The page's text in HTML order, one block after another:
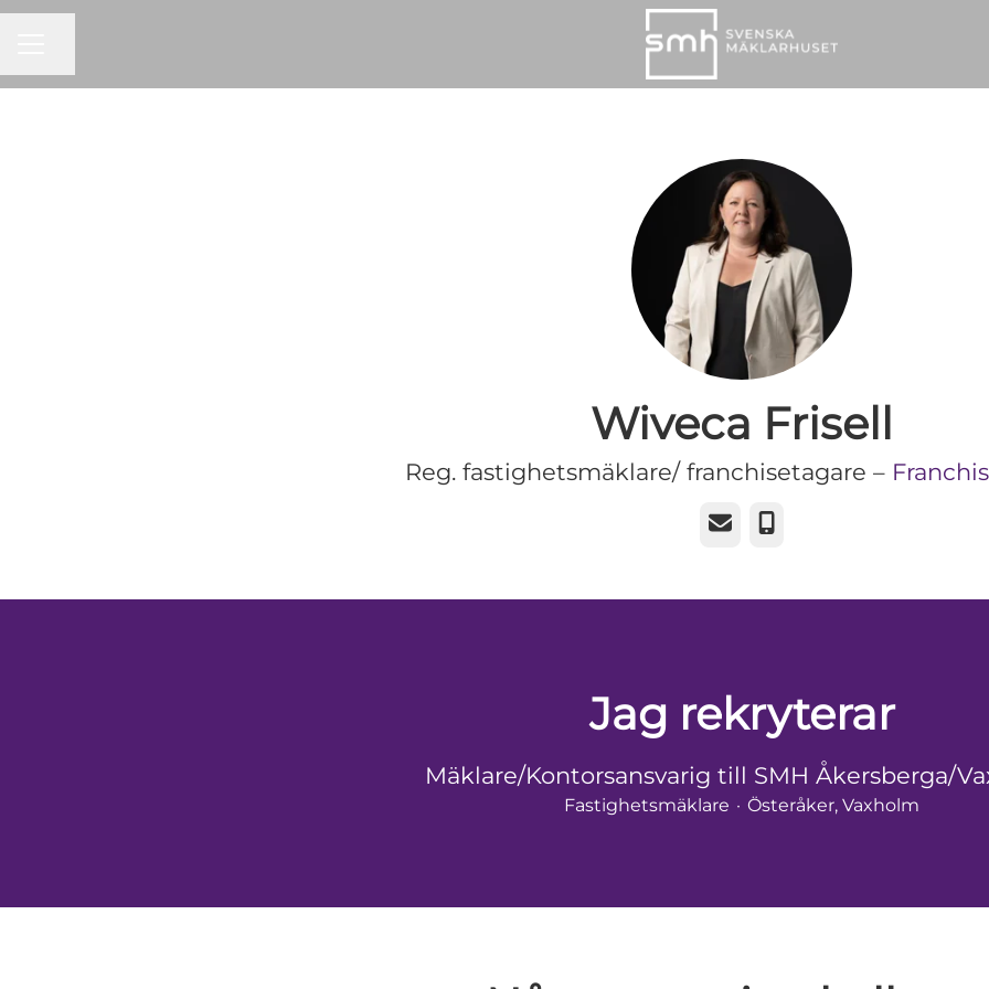
Wiveca Frisell
Reg. fastighetsmäklare/ franchisetagare –
E-postTelefon
Jag rekryterar
Mäklare/Kontorsansvarig till SMH Åkersberga/
Fastighetsmäklare · Österåker, Vaxholm